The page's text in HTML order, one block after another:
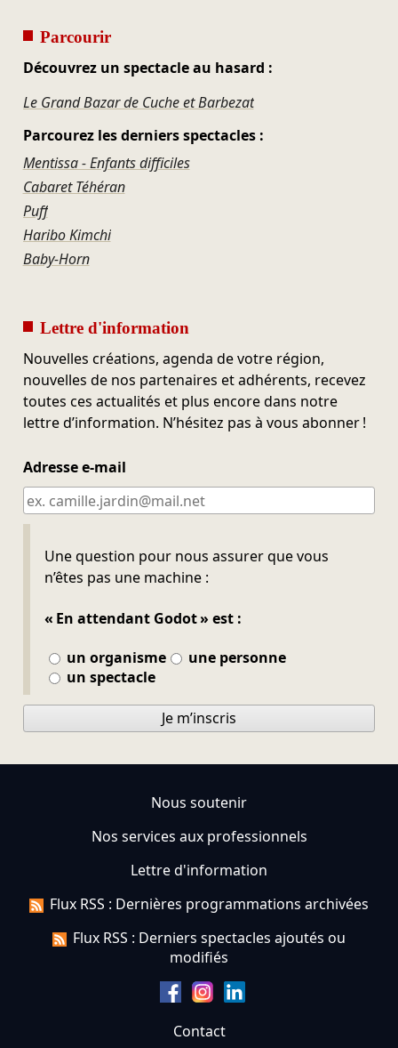
Parcourir
Découvrez un spectacle au hasard :
Le Grand Bazar de Cuche et Barbezat
Parcourez les derniers spectacles :
Mentissa - Enfants difficiles
Cabaret Téhéran
Puff
Haribo Kimchi
Baby-Horn
Lettre d'information
Nouvelles créations, agenda de votre région,
nouvelles de nos partenaires et adhérents, recevez
toutes ces actualités et plus encore dans notre
lettre d’information. N’hésitez pas à vous abonner !
Adresse e-mail
Une question pour nous assurer que vous
n’êtes pas une machine :
« En attendant Godot » est :
un organisme
une personne
un spectacle
Ne pas remplir
Je m’inscris
Nous soutenir
Nos services aux professionnels
Lettre d'information
Flux RSS : Dernières programmations archivées
Flux RSS : Derniers spectacles ajoutés ou
modifiés
Contact